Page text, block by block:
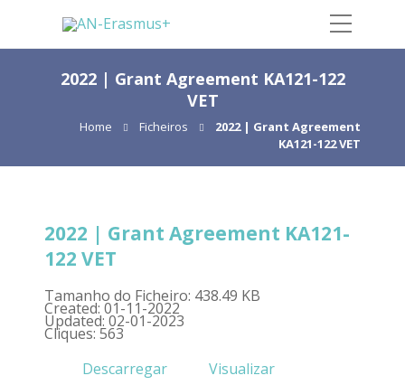
2022 | Grant Agreement KA121-122
VET
Home Ficheiros
2022 | Grant Agreement
KA121-122 VET
2022 | Grant Agreement KA121-
122 VET
Tamanho do Ficheiro: 438.49 KB
Created: 01-11-2022
Updated: 02-01-2023
Cliques: 563
Descarregar
Visualizar